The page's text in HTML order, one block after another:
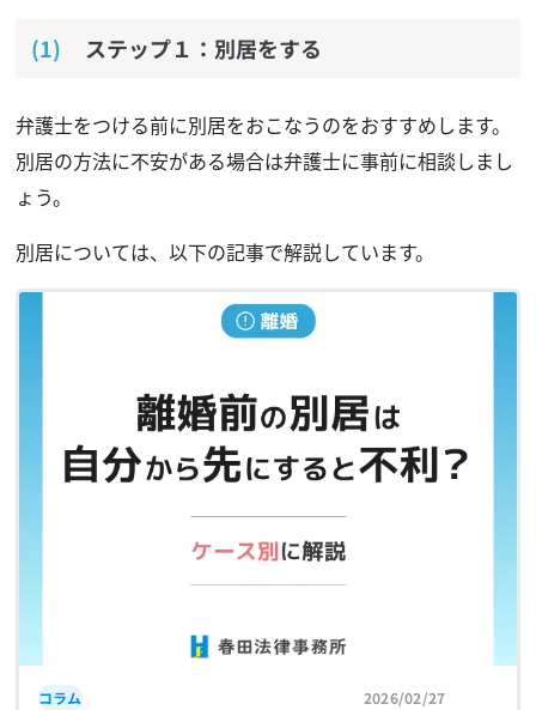
ステップ１：別居をする
弁護士をつける前に別居をおこなうのをおすすめします。
別居の方法に不安がある場合は弁護士に事前に相談しまし
ょう。
別居については、以下の記事で解説しています。
コラム 2026/02/27